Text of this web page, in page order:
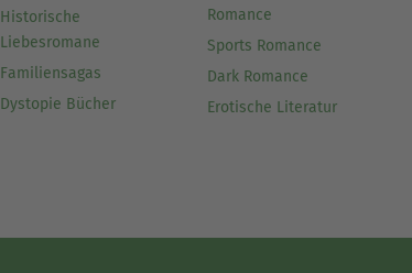
Historische
Liebesromane
Familiensagas
Dystopie Bücher
Romance
Sports Romance
Dark Romance
Erotische Literatur